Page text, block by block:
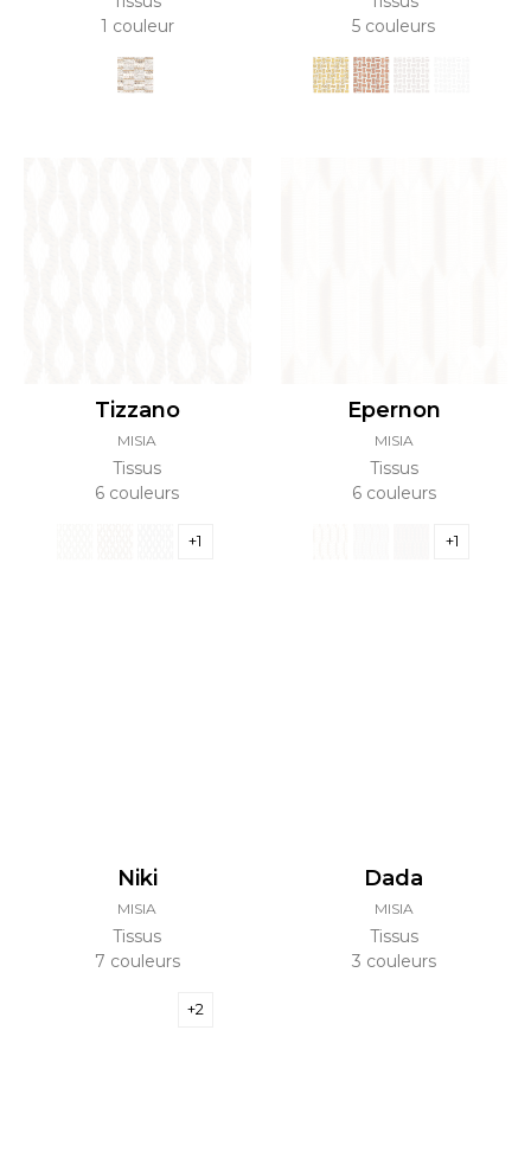
1 couleur
5 couleurs
Tizzano
MISIA
Tissus
6 couleurs
+1
Epernon
MISIA
Tissus
6 couleurs
+1
Niki
MISIA
Tissus
7 couleurs
+2
Dada
MISIA
Tissus
3 couleurs